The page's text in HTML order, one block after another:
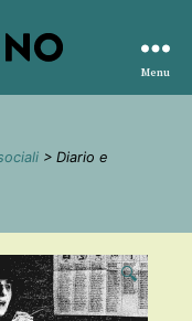
Menu
> Diario e
🔍